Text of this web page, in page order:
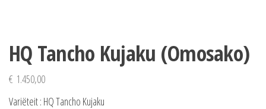
HQ Tancho Kujaku (Omosako)
€ 1.450,00
Variëteit : HQ Tancho Kujaku